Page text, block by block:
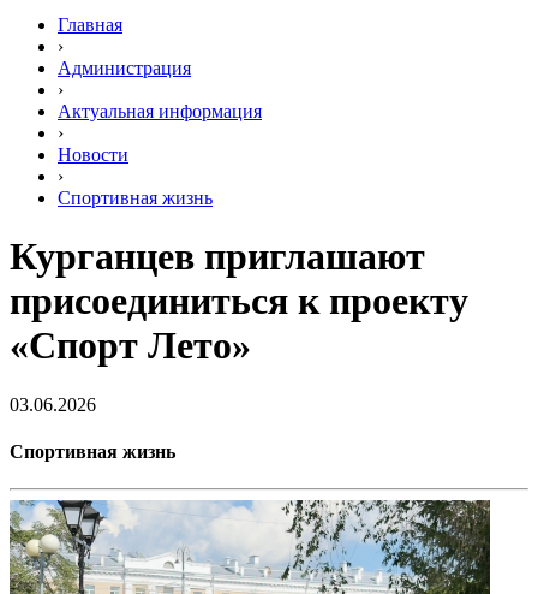
Главная
›
Администрация
›
Актуальная информация
›
Новости
›
Спортивная жизнь
Курганцев приглашают
присоединиться к проекту
«Спорт Лето»
03.06.2026
Спортивная жизнь